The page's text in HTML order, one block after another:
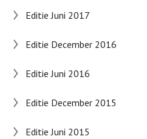
Editie Juni 2017
Editie December 2016
Editie Juni 2016
Editie December 2015
Editie Juni 2015